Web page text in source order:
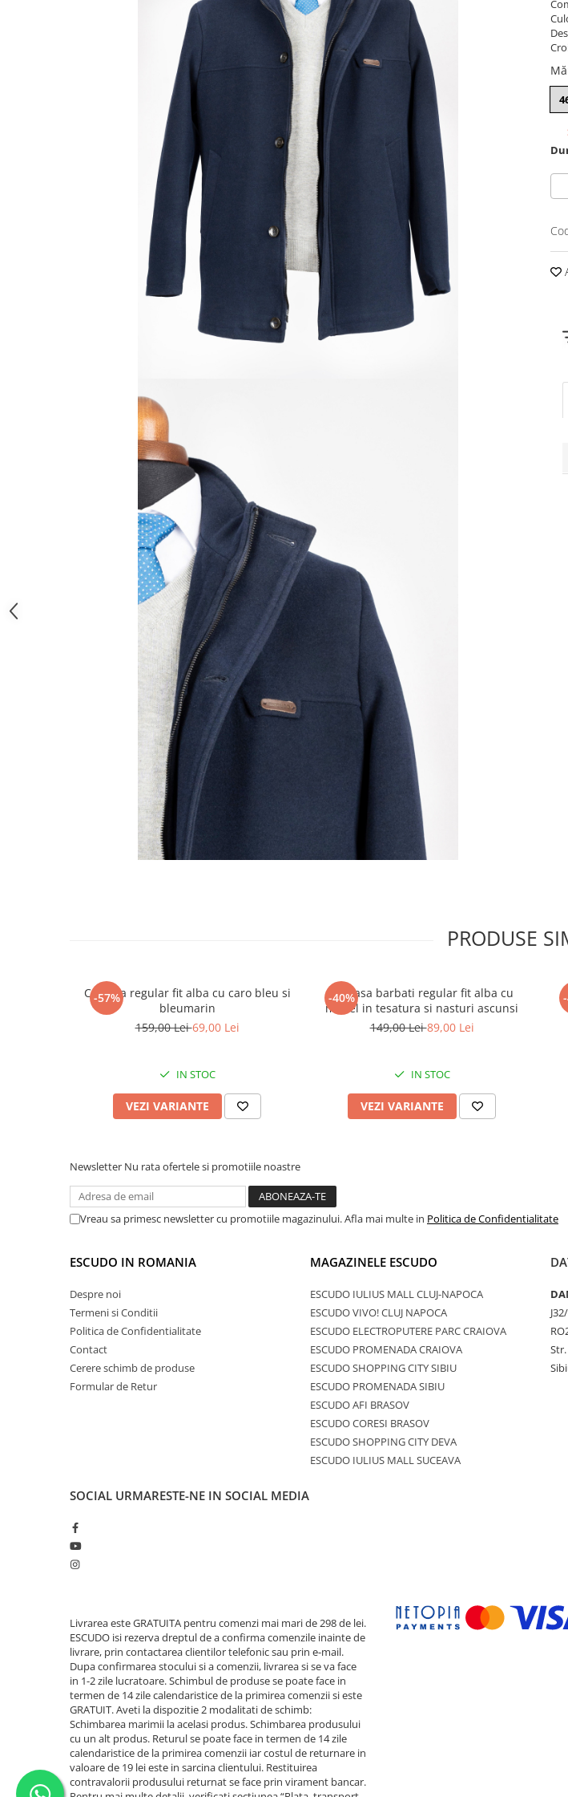
PRODUSE
-57%
Camasa regular fit alba cu caro bleu si
bleumarin
159,00 Lei69,00 Lei
IN STOC
VEZI VARIANTE
-40%
Camasa barbati regular fit alba cu
model in tesatura si nasturi ascunsi
149,00 Lei89,00 Lei
IN STOC
VEZI VARIANTE
Newsletter Nu rata ofertele si promotiile noastre
Vreau sa primesc newsletter cu promotiile magazinului. Afla mai multe in Politica de Confidentialitate
ESCUDO IN ROMANIA
Despre noi
Termeni si Conditii
Politica de Confidentialitate
Contact
Cerere schimb de produse
Formular de Retur
MAGAZINELE ESCUDO
ESCUDO IULIUS MALL CLUJ-NAPOCA
ESCUDO VIVO! CLUJ NAPOCA
ESCUDO ELECTROPUTERE PARC CRAIOVA
ESCUDO PROMENADA CRAIOVA
ESCUDO SHOPPING CITY SIBIU
ESCUDO PROMENADA SIBIU
ESCUDO AFI BRASOV
ESCUDO CORESI BRASOV
ESCUDO SHOPPING CITY DEVA
ESCUDO IULIUS MALL SUCEAVA
SOCIAL URMARESTE-NE IN SOCIAL MEDIA
Livrarea este GRATUITA pentru comenzi mai mari de 298 de lei.
ESCUDO isi rezerva dreptul de a confirma comenzile inainte de
livrare, prin contactarea clientilor telefonic sau prin e-mail.
Dupa confirmarea stocului si a comenzii, livrarea si se va face
in 1-2 zile lucratoare. Schimbul de produse se poate face in
termen de 14 zile calendaristice de la primirea comenzii si este
GRATUIT. Aveti la dispozitie 2 modalitati de schimb:
Schimbarea marimii la acelasi produs. Schimbarea produsului
cu un alt produs. Returul se poate face in termen de 14 zile
calendaristice de la primirea comenzii iar costul de returnare in
valoare de 19 lei este in sarcina clientului. Restituirea
contravalorii produsului returnat se face prin virament bancar.